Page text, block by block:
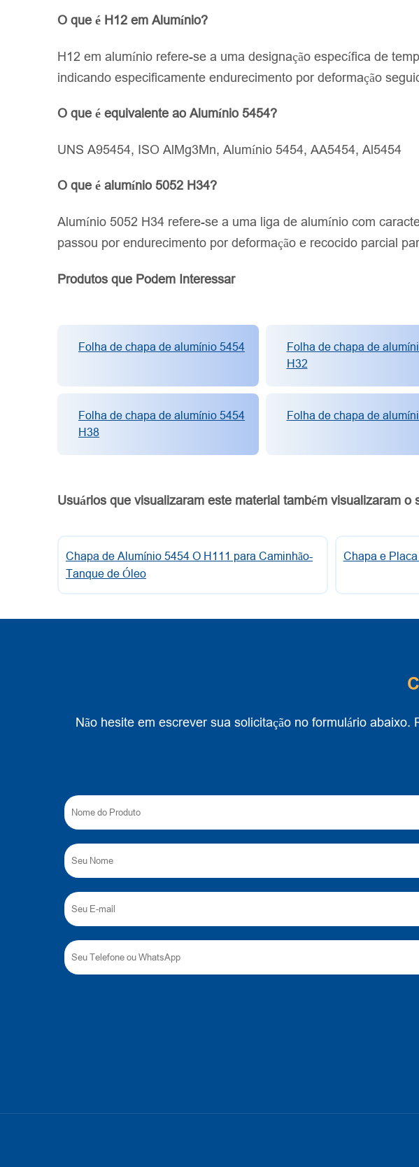
O que é H12 em Alumínio?
H12 em alumínio refere-se a uma designação específica de
indicando especificamente endurecimento por deformação
O que é equivalente ao Alumínio 5454?
UNS A95454, ISO AlMg3Mn, Alumínio 5454, AA5454, Al5454
O que é alumínio 5052 H34?
Alumínio 5052 H34 refere-se a uma liga de alumínio com
passou por endurecimento por deformação e recocido parcial
Produtos que Podem Interessar
Folha de chapa de alumínio 5454
Folha de chapa de
H32
Folha de chapa de alumínio 5454
H38
Folha de chapa de
Usuários que visualizaram este material também visualizaram o
Chapa de Alumínio 5454 O H111 para Caminhão-
Tanque de Óleo
Chapa e
Não hesite em escrever sua solicitação no formulário